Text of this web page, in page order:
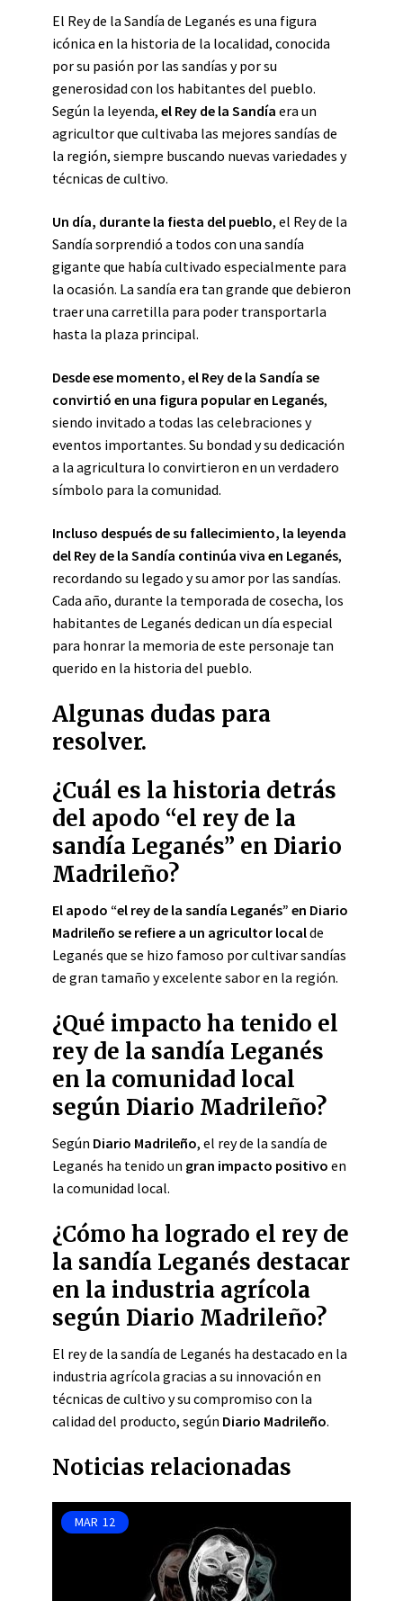
El Rey de la Sandía de Leganés es una figura
icónica en la historia de la localidad, conocida
por su pasión por las sandías y por su
generosidad con los habitantes del pueblo.
Según la leyenda, el Rey de la Sandía era un
agricultor que cultivaba las mejores sandías de
la región, siempre buscando nuevas variedades y
técnicas de cultivo.
Un día, durante la fiesta del pueblo, el Rey de la
Sandía sorprendió a todos con una sandía
gigante que había cultivado especialmente para
la ocasión. La sandía era tan grande que debieron
traer una carretilla para poder transportarla
hasta la plaza principal.
Desde ese momento, el Rey de la Sandía se
convirtió en una figura popular en Leganés,
siendo invitado a todas las celebraciones y
eventos importantes. Su bondad y su dedicación
a la agricultura lo convirtieron en un verdadero
símbolo para la comunidad.
Incluso después de su fallecimiento, la leyenda
del Rey de la Sandía continúa viva en Leganés,
recordando su legado y su amor por las sandías.
Cada año, durante la temporada de cosecha, los
habitantes de Leganés dedican un día especial
para honrar la memoria de este personaje tan
querido en la historia del pueblo.
Algunas dudas para
resolver.
¿Cuál es la historia detrás
del apodo “el rey de la
sandía Leganés” en Diario
Madrileño?
El apodo “el rey de la sandía Leganés” en Diario
Madrileño se refiere a un agricultor localde
Leganés que se hizo famoso por cultivar sandías
de gran tamaño y excelente sabor en la región.
¿Qué impacto ha tenido el
rey de la sandía Leganés
en la comunidad local
según Diario Madrileño?
Según Diario Madrileño, el rey de la sandía de
Leganés ha tenido un gran impacto positivo en
la comunidad local.
¿Cómo ha logrado el rey de
la sandía Leganés destacar
en la industria agrícola
según Diario Madrileño?
El rey de la sandía de Leganés ha destacado en la
industria agrícola gracias a su innovación en
técnicas de cultivo y su compromiso con la
calidad del producto, según Diario Madrileño.
Noticias relacionadas
MAR 12